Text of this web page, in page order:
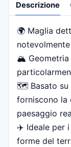
Descrizione
🌍 Maglia
🏔️ Geometria
🗺️ Basato su
forniscono la
paesaggio
✈️ Ideale per
forme del